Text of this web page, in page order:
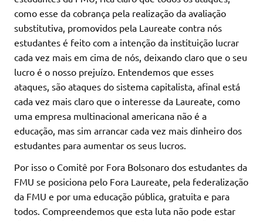
como esse da cobrança pela realização da avaliação
substitutiva, promovidos pela Laureate contra nós
estudantes é feito com a intenção da instituição lucrar
cada vez mais em cima de nós, deixando claro que o seu
lucro é o nosso prejuízo. Entendemos que esses
ataques, são ataques do sistema capitalista, afinal está
cada vez mais claro que o interesse da Laureate, como
uma empresa multinacional americana não é a
educação, mas sim arrancar cada vez mais dinheiro dos
estudantes para aumentar os seus lucros.
Por isso o Comitê por Fora Bolsonaro dos estudantes da
FMU se posiciona pelo Fora Laureate, pela federalização
da FMU e por uma educação pública, gratuita e para
todos. Compreendemos que esta luta não pode estar